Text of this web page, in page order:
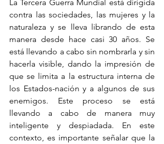
La Tercera Guerra Mundial está dirigida
contra las sociedades, las mujeres y la
naturaleza y se lleva librando de esta
manera desde hace casi 30 años. Se
está llevando a cabo sin nombrarla y sin
hacerla visible, dando la impresión de
que se limita a la estructura interna de
los Estados-nación y a algunos de sus
enemigos. Este proceso se está
llevando a cabo de manera muy
inteligente y despiadada. En este
contexto, es importante señalar que la